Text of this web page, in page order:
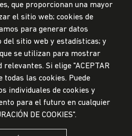
MIEMBRO DE
que proporcionan una mayor
el sitio web; cookies de
para generar datos
del sitio web y estadísticas; y
se utilizan para mostrar
Si elige "ACEPTAR
todas las cookies. Puede
individuales de cookies y
para el futuro en cualquier
DE COOKIES".